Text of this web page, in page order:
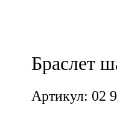
Браслет
Артикул: 02